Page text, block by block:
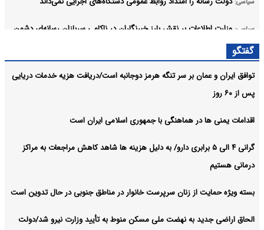
سیاسی: وزارت اطلاعات بر نقش بارز خبرنگاران در ناکامی سربازان رسانه‌ای دشمن
تاکید کردند
آرشیو
گفتگو
توافق ایران و عمان بر سر تنگه هرمز دوجانبه است/دریافت هزیه خدمات دریایی
پس از ۶۰ روز
اقدامات یمنی ها در هماهنگی با جمهوری اسلامی ایران است
گرانی ۴ الی ۵ برابری دارو/ به دلیل هزینه ها شاهد کاهش مراجعات به مراکز
درمانی هستیم
بسته ویژه حمایت از زنان سرپرست خانوار در مناطق جنوبی در حال تدوین است
الحاق اراضی جدید به نهضت ملی مسکن منوط به تأیید وزارت نیرو شد/دولت